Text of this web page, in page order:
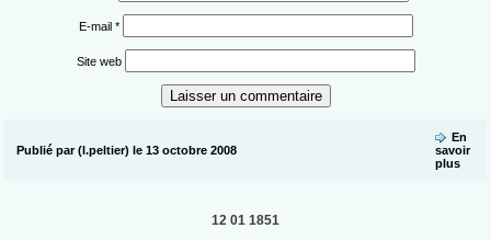
E-mail *
Site web
Publié par (l.peltier) le 13 octobre 2008
En
savoir
plus
12 01 1851